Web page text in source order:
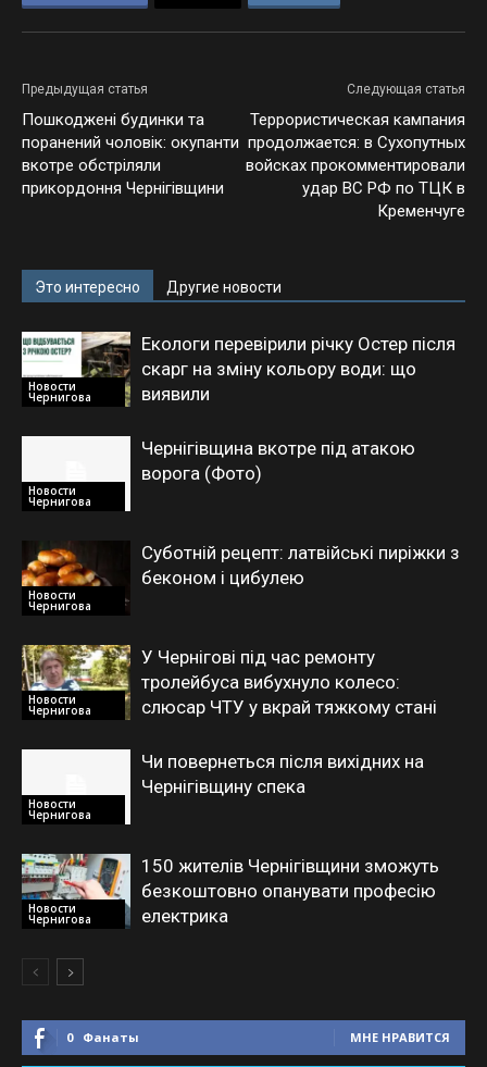
Предыдущая статья
Пошкоджені будинки та
поранений чоловік: окупанти
вкотре обстріляли
прикордоння Чернігівщини
Следующая статья
Террористическая кампания
продолжается: в Сухопутных
войсках прокомментировали
удар ВС РФ по ТЦК в
Кременчуге
Это интересно Другие новости
Новости
Чернигова
Екологи перевірили річку Остер після
скарг на зміну кольору води: що
виявили
Новости
Чернигова
Чернігівщина вкотре під атакою
ворога (Фото)
Новости
Чернигова
Суботній рецепт: латвійські пиріжки з
беконом і цибулею
Новости
Чернигова
У Чернігові під час ремонту
тролейбуса вибухнуло колесо:
слюсар ЧТУ у вкрай тяжкому стані
Новости
Чернигова
Чи повернеться після вихідних на
Чернігівщину спека
Новости
Чернигова
150 жителів Чернігівщини зможуть
безкоштовно опанувати професію
електрика
0 Фанаты МНЕ НРАВИТСЯ